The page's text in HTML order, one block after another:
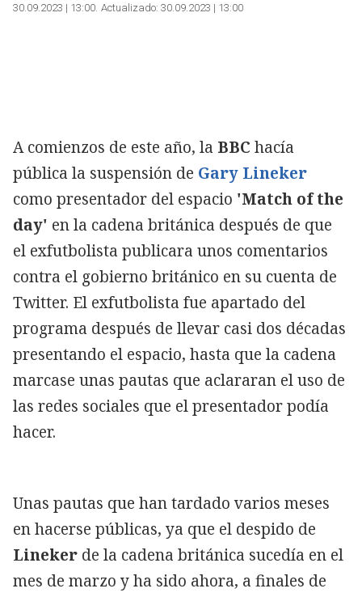
30.09.2023 | 13:00 Actualizado: 30.09.2023 | 13:00
A comienzos de este año, la BBC hacía
pública la suspensión de Gary Lineker
como presentador del espacio 'Match of the
day' en la cadena británica después de que
el exfutbolista publicara unos comentarios
contra el gobierno británico en su cuenta de
Twitter. El exfutbolista fue apartado del
programa después de llevar casi dos décadas
presentando el espacio, hasta que la cadena
marcase unas pautas que aclararan el uso de
las redes sociales que el presentador podía
hacer.
Unas pautas que han tardado varios meses
en hacerse públicas, ya que el despido de
Lineker de la cadena británica sucedía en el
mes de marzo y ha sido ahora, a finales de